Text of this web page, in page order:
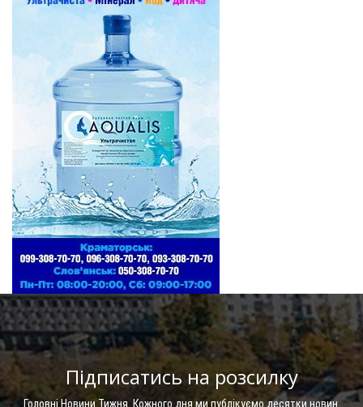
Підписатись на розсилку
Головні Новини Тижня. Кожного дня ми публікуємо десятки новин.